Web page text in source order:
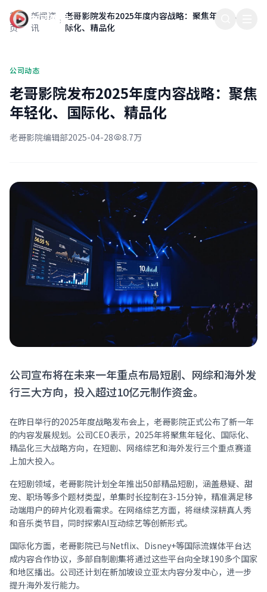
老哥影院
首
页
新闻资
讯
老哥影院发布2025年度内容战略：聚焦年轻化、国
际化、精品化
公司动态
老哥影院发布2025年度内容战略：聚焦
年轻化、国际化、精品化
老哥影院编辑部2025-04-28 8.7万
公司宣布将在未来一年重点布局短剧、网综和海外发
行三大方向，投入超过10亿元制作资金。
在昨日举行的2025年度战略发布会上，老哥影院正式公布了新一年
的内容发展规划。公司CEO表示，2025年将聚焦年轻化、国际化、
精品化三大战略方向，在短剧、网络综艺和海外发行三个重点赛道
上加大投入。
在短剧领域，老哥影院计划全年推出50部精品短剧，涵盖悬疑、甜
宠、职场等多个题材类型，单集时长控制在3-15分钟，精准满足移
动端用户的碎片化观看需求。在网络综艺方面，将继续深耕真人秀
和音乐类节目，同时探索AI互动综艺等创新形式。
国际化方面，老哥影院已与Netflix、Disney+等国际流媒体平台达
成内容合作协议，多部自制剧集将通过这些平台向全球190多个国家
和地区播出。公司还计划在新加坡设立亚太内容分发中心，进一步
提升海外发行能力。